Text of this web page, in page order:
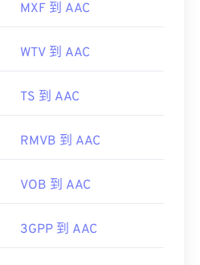
MXF 到 AAC
WTV 到 AAC
TS 到 AAC
RMVB 到 AAC
VOB 到 AAC
3GPP 到 AAC